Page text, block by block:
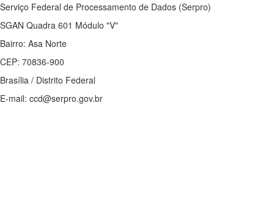
Serviço Federal de Processamento de Dados (Serpro)
SGAN Quadra 601 Módulo "V"
Bairro: Asa Norte
CEP: 70836-900
Brasília / Distrito Federal
E-mail: ccd@serpro.gov.br